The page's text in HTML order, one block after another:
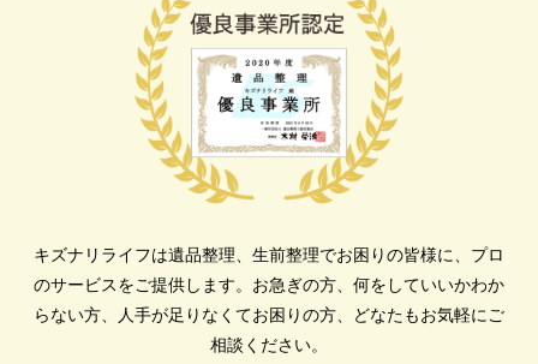
キズナリライフは遺品整理、生前整理でお困りの皆様に、プロ
のサービスをご提供します。 お急ぎの方、何をしていいかわか
らない方、人手が足りなくてお困りの方、どなたもお気軽にご
相談ください。